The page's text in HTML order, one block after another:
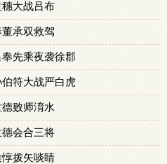
大战吕布
承双救驾
先乘夜袭徐郡
符大战严白虎
败师淯水
会合三将
拨矢啖睛